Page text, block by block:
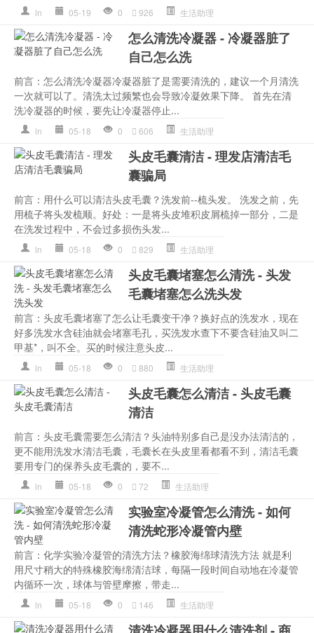
ln 05-19 0 926 生活助理
怎么清洗冷凝器 - 冷凝器脏了
自己怎么洗
前言：怎么清洗冷凝器冷凝器脏了是需要清洗的，建议一个月清洗
一次就可以了。清洗太过频繁也会导致冷凝效果下降。 首先在清
洗冷凝器的时候，要先让冷凝器停止...
ln 05-18 0 606 生活助理
头皮毛囊清洁 - 理发店清洁毛
囊骗局
前言：用什么可以清洁头皮毛囊？洗发前--梳头发。 洗发之前，先
用梳子将头发梳顺。好处：一是将头皮堆积皮屑梳掉一部分，二是
在洗发过程中，不会过多损伤头发...
ln 05-18 0 829 生活助理
头皮毛囊堵塞怎么清洗 - 头发
毛囊堵塞怎么洗头发
前言：头皮毛囊堵塞了怎么让毛囊变干净？换好点的洗发水，现在
好多洗发水含硅油就会堵塞毛孔，买洗发水查下不要含硅油又叫二
甲基*，叫不全。买的时候注意头皮...
ln 05-18 0 880 生活助理
头皮毛囊怎么清洁 - 头皮毛囊
清洁
前言：头皮毛囊需要怎么清洁？头油特别多自己是没办法清洁的，
更不能用洗发水清洁毛囊，毛囊长在头皮里看都看不到，清洁毛囊
要用专门的保养头皮毛囊的，要不...
ln 05-18 0 72 生活助理
实验室冷凝管怎么清洗 - 如何
清洗蛇形冷凝管内壁
前言：化学实验冷凝管的清洗方法？橡胶海绵球清洗方法 就是利
用尺寸稍大的特殊橡胶海绵清洁球，每隔一段时间自动地在冷凝管
内循环一次，球体与管壁摩擦，带走...
ln 05-18 0 146 生活助理